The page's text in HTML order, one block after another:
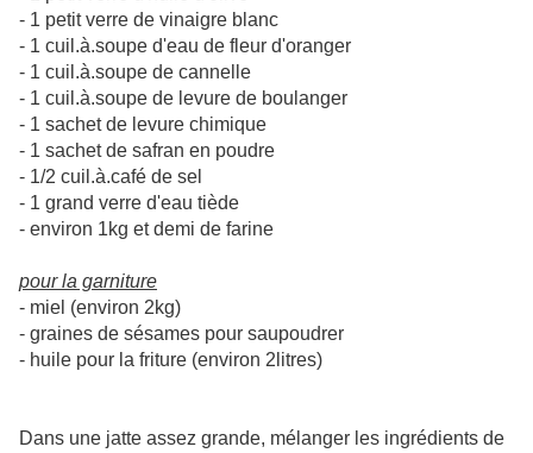
- 1 petit verre de vinaigre blanc
- 1 cuil.à.soupe d'eau de fleur d'oranger
- 1 cuil.à.soupe de cannelle
- 1 cuil.à.soupe de levure de boulanger
- 1 sachet de levure chimique
- 1 sachet de safran en poudre
- 1/2 cuil.à.café de sel
- 1 grand verre d'eau tiède
- environ 1kg et demi de farine
pour la garniture
- miel (environ 2kg)
- graines de sésames pour saupoudrer
- huile pour la friture (environ 2litres)
Dans une jatte assez grande, mélanger les ingrédients de